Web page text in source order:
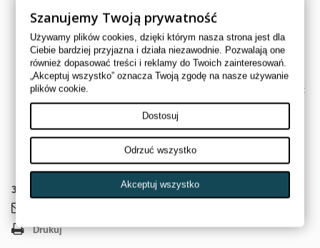
Oryginalny ciężarek (rolka wariatora CVT) przeznaczony do modeli
Can-Am Outlander
. Element odpowiada za prawidłową pracę
przekładni bezstopniowej (wariatora), wpływając na płynne zmiany
przełożeń oraz charakterystykę jazdy quada.
Ciężarki wariatora pracują w układzie CVT i pod wpływem siły
odśrodkowej regulują przełożenie, co przekłada się bezpośrednio na:
optymalną pracę silnika w różnych warunkach terenowych.
420248740
3
Drukuj
Szanujemy Twoją prywatność
Używamy plików cookies, dzięki którym nasza strona jest dla
Ciebie bardziej przyjazna i działa niezawodnie. Pozwalają one
również dopasować treści i reklamy do Twoich zainteresowań.
„Akceptuj wszystko” oznacza Twoją zgodę na nasze używanie
plików cookie.
Dostosuj
Odrzuć wszystko
Akceptuj wszystko